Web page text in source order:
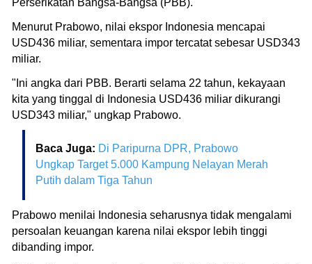
Menurut Prabowo, nilai ekspor Indonesia mencapai
USD436 miliar, sementara impor tercatat sebesar USD343
miliar.
"Ini angka dari PBB. Berarti selama 22 tahun, kekayaan
kita yang tinggal di Indonesia USD436 miliar dikurangi
USD343 miliar," ungkap Prabowo.
Baca Juga: Di Paripurna DPR, Prabowo
Ungkap Target 5.000 Kampung Nelayan Merah
Putih dalam Tiga Tahun
Prabowo menilai Indonesia seharusnya tidak mengalami
persoalan keuangan karena nilai ekspor lebih tinggi
dibanding impor.